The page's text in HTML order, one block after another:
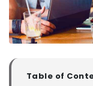
Table of